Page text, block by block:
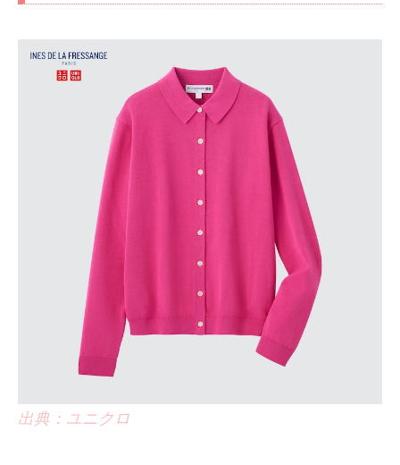
出典：ユニクロ